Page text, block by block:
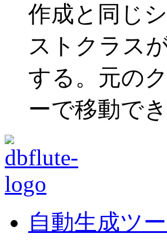
作成と同じ
ストクラス
する。元の
ーで移動でき
自動生成ツ